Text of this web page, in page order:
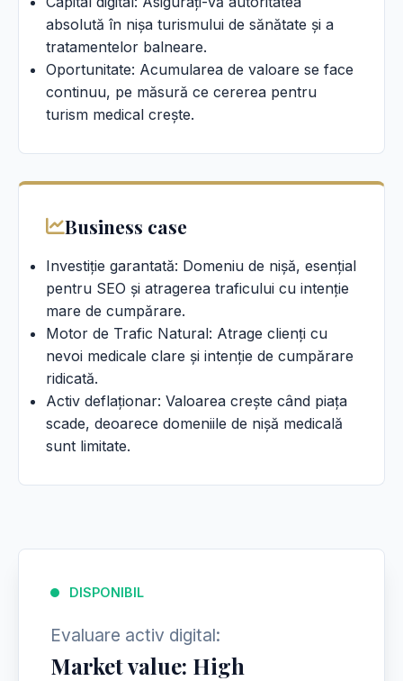
absolută în nișa turismului de sănătate și a
tratamentelor balneare.
Oportunitate: Acumularea de valoare se face
continuu, pe măsură ce cererea pentru
turism medical crește.
Business case
Investiție garantată: Domeniu de nișă, esențial
pentru SEO și atragerea traficului cu intenție
mare de cumpărare.
Motor de Trafic Natural: Atrage clienți cu
nevoi medicale clare și intenție de cumpărare
ridicată.
Activ deflaționar: Valoarea crește când piața
scade, deoarece domeniile de nișă medicală
sunt limitate.
DISPONIBIL
Evaluare activ digital:
Market value: High